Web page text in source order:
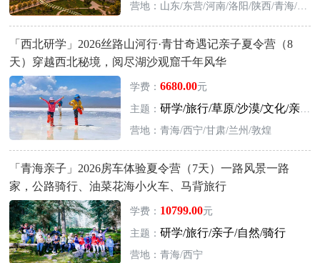
营地：山东/东营/河南/洛阳/陕西/青海/西宁/宁夏/银川
「西北研学」2026丝路山河行·青甘奇遇记亲子夏令营（8
天）穿越西北秘境，阅尽湖沙观窟千年风华
学费： 6680.00元
主题： 研学/旅行/草原/沙漠/文化/亲子
营地：青海/西宁/甘肃/兰州/敦煌
「青海亲子」2026房车体验夏令营（7天）一路风景一路
家，公路骑行、油菜花海小火车、马背旅行
学费： 10799.00元
主题： 研学/旅行/亲子/自然/骑行
营地：青海/西宁